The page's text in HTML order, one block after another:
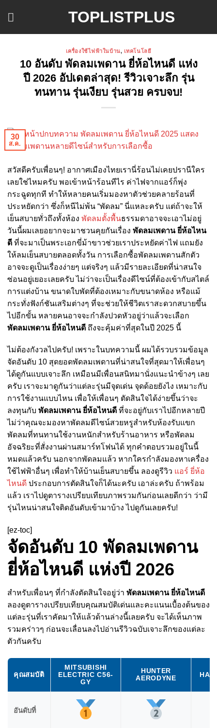
TOPLISTPLUS
เครื่องใช้ไฟฟ้าในบ้าน, เทคโนโลยี
10 อันดับ พัดลมเพดาน ยี่ห้อไหนดี แห่ง
ปี 2026 อัปเดตล่าสุด! รีวิวเจาะลึก รุ่น
ทนทาน รุ่นเงียบ รุ่นสวย ครบจบ!
30
ส.ค.
สวัสดีครับเพื่อนๆ! อากาศเมืองไทยเรานี่ร้อนไม่เคยปรานีใคร
เลยใช่ไหมครับ พอเข้าหน้าร้อนทีไร ค่าไฟจากแอร์ก็พุ่ง
กระฉูดทุกที ทำให้หลายคนเริ่มมองหาตัวช่วยคลายร้อนที่
ประหยัดกว่า ซึ่งก็หนีไม่พ้น “พัดลม” นี่แหละครับ แต่ถ้าจะให้
เย็นสบายทั่วถึงทั้งห้อง พัดลมตั้งพื้นธรรมดาอาจจะเอาไม่อยู่
วันนี้ผมเลยอยากจะมาชวนคุยกันเรื่อง พัดลมเพดาน ยี่ห้อไหน
ดี ที่จะมาเป็นพระเอกขี่ม้าขาวช่วยเราประหยัดค่าไฟ แถมยัง
ให้ลมเย็นสบายตลอดทั้งวัน การเลือกซื้อพัดลมเพดานสักตัว
อาจจะดูเป็นเรื่องง่ายๆ แต่จริงๆ แล้วมีรายละเอียดที่น่าสนใจ
ซ่อนอยู่เยอะเลยครับ ไม่ว่าจะเป็นเรื่องดีไซน์ที่ต้องเข้ากับสไตล์
การแต่งบ้าน ขนาดใบพัดที่ต้องเหมาะกับขนาดห้อง หรือแม้
กระทั่งฟังก์ชันเสริมต่างๆ ที่จะช่วยให้ชีวิตเราสะดวกสบายขึ้น
ไปอีกขั้น หลายคนอาจจะกำลังปวดหัวอยู่ว่าแล้วจะเลือก
พัดลมเพดาน ยี่ห้อไหนดี ถึงจะคุ้มค่าที่สุดในปี 2025 นี้
ไม่ต้องกังวลไปครับ! เพราะในบทความนี้ ผมได้รวบรวมข้อมูล
จัดอันดับ 10 สุดยอดพัดลมเพดานที่น่าสนใจที่สุดมาให้เพื่อนๆ
ได้ดูกันแบบเจาะลึก เหมือนมีเพื่อนสนิทมานั่งแนะนำข้างๆ เลย
ครับ เราจะมาดูกันว่าแต่ละรุ่นมีจุดเด่น จุดด้อยยังไง เหมาะกับ
การใช้งานแบบไหน เพื่อให้เพื่อนๆ ตัดสินใจได้ง่ายขึ้นว่าจะ
ลงทุนกับ พัดลมเพดาน ยี่ห้อไหนดี ที่จะอยู่กับเราไปอีกหลายปี
ไม่ว่าคุณจะมองหาพัดลมดีไซน์สวยหรูสำหรับห้องรับแขก
พัดลมที่ทนทานใช้งานหนักสำหรับร้านอาหาร หรือพัดลม
อัจฉริยะที่สั่งงานผ่านสมาร์ทโฟนได้ ทุกคำตอบรวมอยู่ในนี้
หมดแล้วครับ นอกจากพัดลมแล้ว หากใครกำลังมองหาเครื่อง
ใช้ไฟฟ้าอื่นๆ เพื่อทำให้บ้านเย็นสบายขึ้น ลองดูรีวิว แอร์ ยี่ห้อ
ไหนดี ประกอบการตัดสินใจก็ได้นะครับ เอาล่ะครับ ถ้าพร้อม
แล้ว เราไปดูตารางเปรียบเทียบภาพรวมกันก่อนเลยดีกว่า ว่ามี
รุ่นไหนน่าสนใจติดอันดับเข้ามาบ้าง ไปดูกันเลยครับ!
[ez-toc]
จัดอันดับ 10 พัดลมเพดาน
ยี่ห้อไหนดี แห่งปี 2026
สำหรับเพื่อนๆ ที่กำลังตัดสินใจอยู่ว่า พัดลมเพดาน ยี่ห้อไหนดี
ลองดูตารางเปรียบเทียบคุณสมบัติเด่นและคะแนนเบื้องต้นของ
แต่ละรุ่นที่เราคัดมาให้แล้วด้านล่างนี้เลยครับ จะได้เห็นภาพ
รวมคร่าวๆ ก่อนจะเลื่อนลงไปอ่านรีวิวฉบับเจาะลึกของแต่ละ
ตัวกันครับ
คุณสมบัติ
MITSUBISHI
ELECTRIC C56-
GY
HUNTER
AERODYNE
อันดับที่